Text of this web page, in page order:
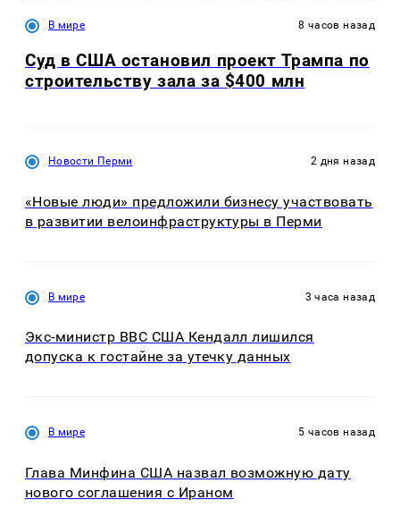
В мире 8 часов назад
Суд в США остановил проект Трампа по
строительству зала за $400 млн
Новости Перми 2 дня назад
«Новые люди» предложили бизнесу участвовать
в развитии велоинфраструктуры в Перми
В мире 3 часа назад
Экс-министр ВВС США Кендалл лишился
допуска к гостайне за утечку данных
В мире 5 часов назад
Глава Минфина США назвал возможную дату
нового соглашения с Ираном